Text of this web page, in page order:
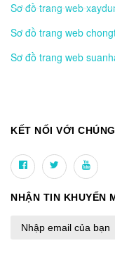
Sơ đồ trang web
Sơ đồ trang web
Sơ đồ trang web
KẾT NỐI VỚI
NHẬN TIN KHUYẾN